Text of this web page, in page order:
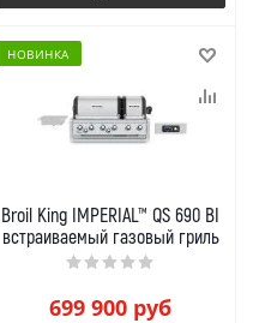
НОВИНКА
Broil King IMPERIAL™ QS 690 BI
встраиваемый газовый гриль
699 900 руб